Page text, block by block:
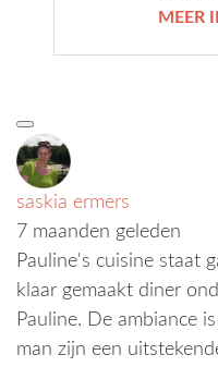
MEER
saskia ermers
7 maanden geleden
Pauline's cuisine staat
klaar gemaakt diner
Pauline. De ambiance
man zijn een